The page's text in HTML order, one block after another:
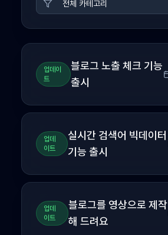
업데이
트
블로그 노출 체크 기능
출시
업데
이트
실시간 검색어 빅데이터
기능 출시
업데
이트
블로그를 영상으로 제작
해 드려요